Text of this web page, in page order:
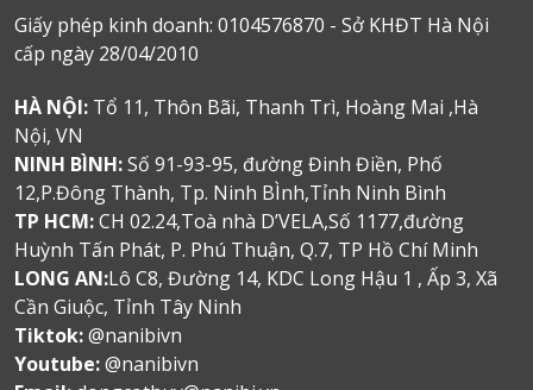
Giấy phép kinh doanh: 0104576870 - Sở KHĐT Hà Nội
cấp ngày 28/04/2010
HÀ NỘI: Tổ 11, Thôn Bãi, Thanh Trì, Hoàng Mai ,Hà
Nội, VN
NINH BÌNH:Số 91-93-95, đường Đinh Điền, Phố
12,P.Đông Thành, Tp. Ninh BÌnh,Tỉnh Ninh Bình
TP HCM:CH 02.24,Toà nhà D’VELA,Số 1177,đường
Huỳnh Tấn Phát, P. Phú Thuận, Q.7, TP Hồ Chí Minh
LONG AN:Lô C8, Đường 14, KDC Long Hậu 1 , Ấp 3, Xã
Cần Giuộc, Tỉnh Tây Ninh
Tiktok:@nanibivn
Youtube:@nanibivn